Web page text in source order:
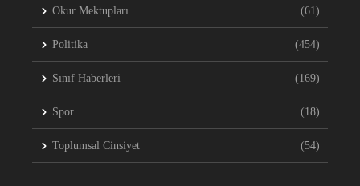
Okur Mektupları (61)
Politika (454)
Sınıf Haberleri (169)
Spor (18)
Toplumsal Cinsiyet (54)